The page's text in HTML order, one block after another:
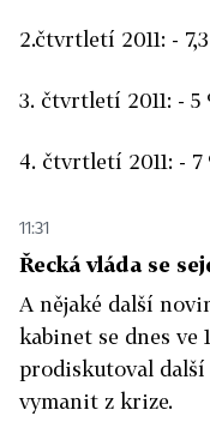
2.čtvrtletí 2011: -
3. čtvrtletí 2011: - 5
4. čtvrtletí 2011: - 7
11:31
Řecká vláda se
A nějaké další
kabinet se dnes ve
prodiskutoval další
vymanit z krize.